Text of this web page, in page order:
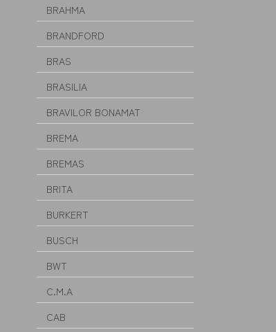
BRAHMA
BRANDFORD
BRAS
BRASILIA
BRAVILOR BONAMAT
BREMA
BREMAS
BRITA
BURKERT
BUSCH
BWT
C.M.A
CAB